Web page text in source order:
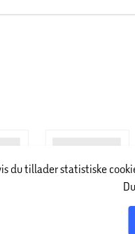
du tillader statistiske